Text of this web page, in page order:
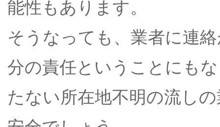
能性もあります。
そうなっても、業者に連
分の責任ということにも
たない所在地不明の流し